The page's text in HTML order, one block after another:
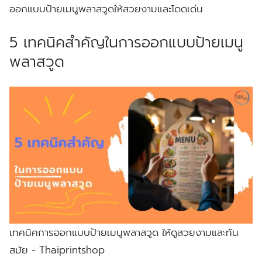
ออกแบบป้ายเมนูพลาสวูดให้สวยงามและโดดเด่น
5 เทคนิคสำคัญในการออกแบบป้ายเมนู
พลาสวูด
เทคนิคการออกแบบป้ายเมนูพลาสวูด ให้ดูสวยงามและทัน
สมัย - Thaiprintshop